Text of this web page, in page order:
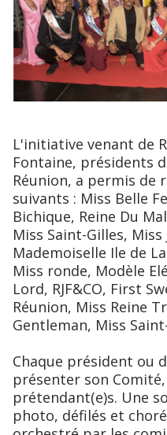
L'initiative venant de
Fontaine, présidents
Réunion, a permis de
suivants : Miss Belle
Bichique, Reine Du
Miss Saint-Gilles, Miss
Mademoiselle Ile de
Miss ronde, Modèle
Lord, RJF&CO, First
Réunion, Miss Reine
Gentleman, Miss
Chaque président ou
présenter son
prétendant(e)s. Une
photo, défilés et